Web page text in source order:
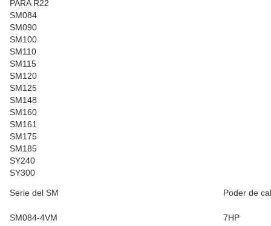
PARA R22
SM084
SM090
SM100
SM110
SM115
SM120
SM125
SM148
SM160
SM161
SM175
SM185
SY240
SY300
Serie del SM Poder de
SM084-4VM 7HP